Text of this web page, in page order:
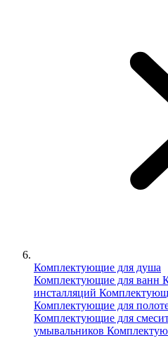
Комплектующие для душа
Комплектующие для ванн
инсталляций
Комплектующие для
Комплектующие для
умывальников